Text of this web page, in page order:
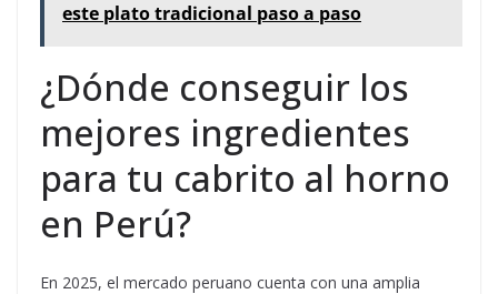
este plato tradicional paso a paso
¿Dónde conseguir los
mejores ingredientes
para tu cabrito al horno
en Perú?
En 2025, el mercado peruano cuenta con una amplia